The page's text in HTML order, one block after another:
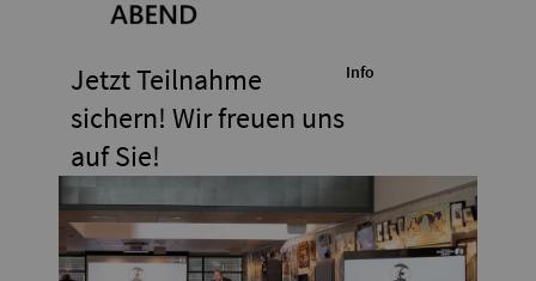
Jetzt Teilnahme
sichern! Wir freuen uns
auf Sie!
Info